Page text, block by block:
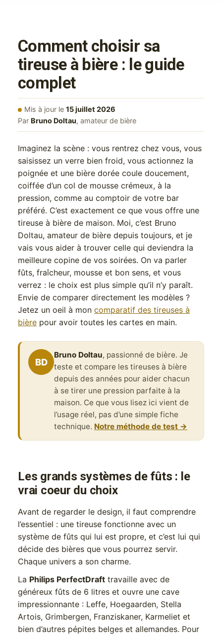
Comment choisir sa
tireuse à bière : le guide
complet
Mis à jour le 15 juillet 2026
Par Bruno Doltau, amateur de bière
Imaginez la scène : vous rentrez chez vous, vous
saisissez un verre bien froid, vous actionnez la
poignée et une bière dorée coule doucement,
coiffée d’un col de mousse crémeux, à la
pression, comme au comptoir de votre bar
préféré. C’est exactement ce que vous offre une
tireuse à bière de maison. Moi, c’est Bruno
Doltau, amateur de bière depuis toujours, et je
vais vous aider à trouver celle qui deviendra la
meilleure copine de vos soirées. On va parler
fûts, fraîcheur, mousse et bon sens, et vous
verrez : le choix est plus simple qu’il n’y paraît.
Envie de comparer directement les modèles ?
Jetez un oeil à mon comparatif des tireuses à
bière pour avoir toutes les cartes en main.
BD
Bruno Doltau, passionné de bière. Je
teste et compare les tireuses à bière
depuis des années pour aider chacun
à se tirer une pression parfaite à la
maison. Ce que vous lisez ici vient de
l’usage réel, pas d’une simple fiche
technique. Notre méthode de test →
Les grands systèmes de fûts : le
vrai coeur du choix
Avant de regarder le design, il faut comprendre
l’essentiel : une tireuse fonctionne avec un
système de fûts qui lui est propre, et c’est lui qui
décide des bières que vous pourrez servir.
Chaque univers a son charme.
La Philips PerfectDraft travaille avec de
généreux fûts de 6 litres et ouvre une cave
impressionnante : Leffe, Hoegaarden, Stella
Artois, Grimbergen, Franziskaner, Karmeliet et
bien d’autres pépites belges et allemandes. Pour